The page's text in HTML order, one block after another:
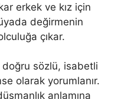
erkek ve kız için
değirmenin
çıkar.
sözlü, isabetli
olarak yorumlanır.
anlamına